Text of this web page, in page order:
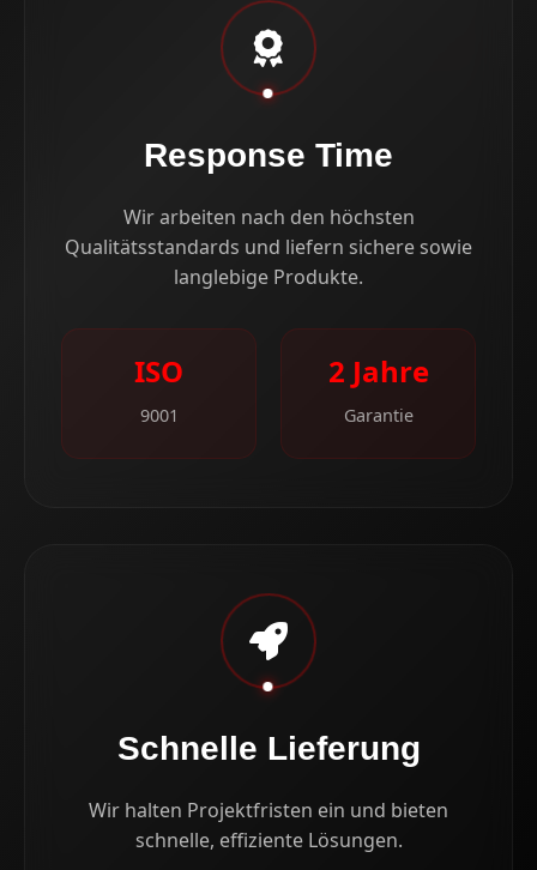
Response Time
Wir arbeiten nach den höchsten
Qualitätsstandards und liefern sichere sowie
langlebige Produkte.
ISO
9001
2 Jahre
Garantie
Schnelle Lieferung
Wir halten Projektfristen ein und bieten
schnelle, effiziente Lösungen.